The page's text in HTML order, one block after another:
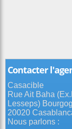
Contacter
Casacible
Rue Ait Baha
Lesseps)
20020
Nous parlons :